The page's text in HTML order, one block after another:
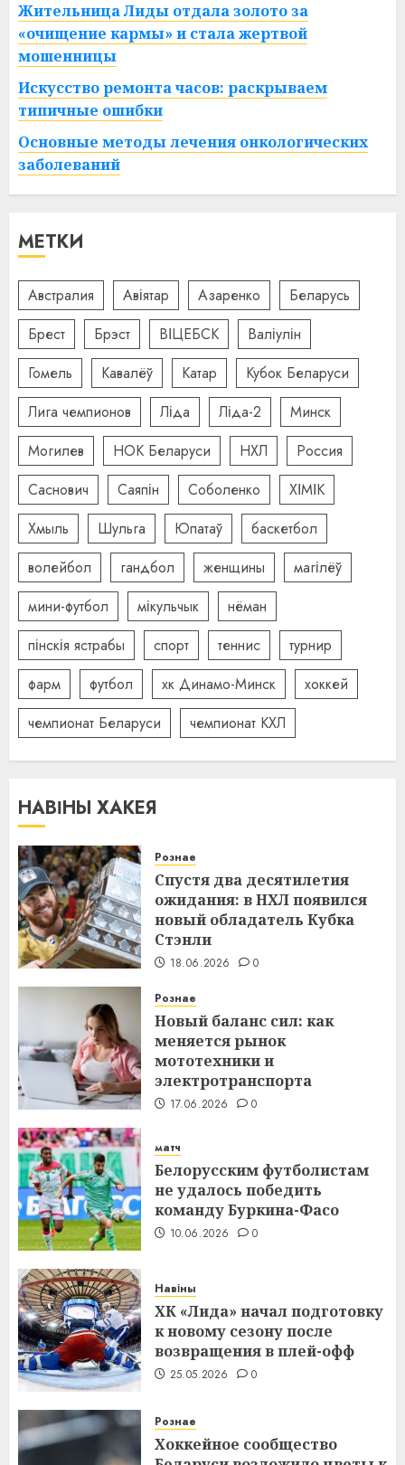
Жительница Лиды отдала золото за
«очищение кармы» и стала жертвой
мошенницы
Искусство ремонта часов: раскрываем
типичные ошибки
Основные методы лечения онкологических
заболеваний
МЕТКИ
Австралия Авіятар Азаренко
Беларусь
Брест
Брэст ВІЦЕБСК
Валіулін
Гомель
Кавалёў Катар
Кубок Беларуси
Лига чемпионов
Ліда Ліда-2
Минск
Могилев
НОК Беларуси НХЛ
Россия
Саснович
Саяпін Соболенко
ХІМІК
Хмыль
Шульга Юпатаў
баскетбол
волейбол
гандбол женщины
магілёў
мини-футбол
мікульчык
нёман
пінскія ястрабы
спорт теннис
турнир
фарм
футбол хк Динамо-Минск
хоккей
чемпионат Беларуси
чемпионат КХЛ
НАВІНЫ ХАКЕЯ
Рознае
Спустя два десятилетия
ожидания: в НХЛ появился
новый обладатель Кубка
Стэнли
18.06.2026 0
Рознае
Новый баланс сил: как
меняется рынок
мототехники и
электротранспорта
17.06.2026 0
матч
Белорусским футболистам
не удалось победить
команду Буркина-Фасо
10.06.2026 0
Навіны
ХК «Лида» начал подготовку
к новому сезону после
возвращения в плей-офф
25.05.2026 0
Рознае
Хоккейное сообщество